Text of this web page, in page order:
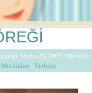
Mayıs 23, 2007 |
,Tuzlular|